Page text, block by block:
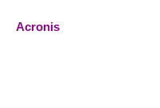
Acronis